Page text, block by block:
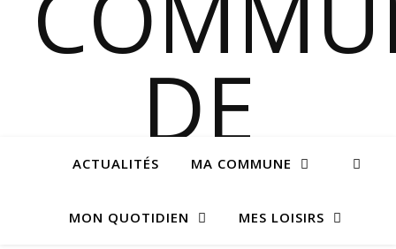
ACTUALITÉS MA COMMUNE
MON QUOTIDIEN MES LOISIRS